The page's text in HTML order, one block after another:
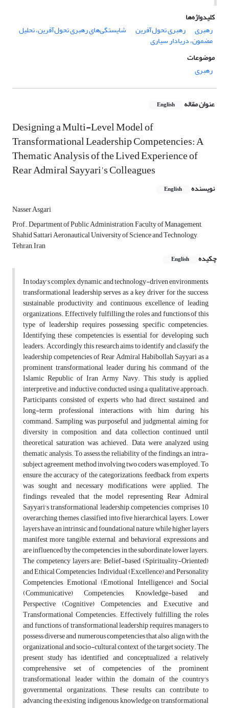
کلیدواژه‌ها
رهبری
رهبری تحول‌آفرین شایستگی‌های رهبری تحول‌آفرین، تحلیل
مضمون، دریادار سیاری
موضوعات
رهبری
عنوان مقاله English
Designing a Multi-Level Model of
Transformational Leadership Competencies: A
Thematic Analysis of the Lived Experience of
Rear Admiral Sayyari's Colleagues
نویسنده English
Nasser Asgari
Prof., Department of Public Administration, Faculty of Management,
Shahid Sattari Aeronautical University of Science and Technology,
Tehran, Iran
چکیده
English
In today's complex, dynamic, and technology-driven environments,
transformational leadership serves as a key driver for the success,
sustainable productivity, and continuous excellence of leading
organizations. Effectively fulfilling the roles and functions of this
type of leadership requires possessing specific competencies.
Identifying these competencies is essential for developing such
leaders. Accordingly, this research aims to identify and classify the
leadership competencies of Rear Admiral Habibollah Sayyari as a
prominent transformational leader during his command of the
Islamic Republic of Iran Army Navy. This study is applied,
interpretive, and inductive, conducted using a qualitative approach.
Participants consisted of experts who had direct, sustained, and
long-term professional interactions with him during his
command. Sampling was purposeful and judgmental, aiming for
diversity in composition, and data collection continued until
theoretical saturation was achieved. Data were analyzed using
thematic analysis. To assess the reliability of the findings, an intra-
subject agreement method involving two coders was employed. To
ensure the accuracy of the categorizations, feedback from experts
was sought and necessary modifications were applied. The
findings revealed that the model representing Rear Admiral
Sayyari's transformational leadership competencies comprises 10
overarching themes, classified into five hierarchical layers. Lower
layers have an intrinsic and foundational nature, while higher layers
manifest more tangible, external, and behavioral expressions and
are influenced by the competencies in the subordinate lower layers.
The competency layers are: Belief-based (Spirituality-Oriented)
and Ethical Competencies, Individual (Excellence) and Personality
Competencies, Emotional (Emotional Intelligence) and Social
(Communicative) Competencies, Knowledge-based and
Perspective (Cognitive) Competencies, and Executive and
Transformational Competencies. Effectively fulfilling the roles
and functions of transformational leadership requires managers to
possess diverse and numerous competencies that also align with the
organizational and socio-cultural context of the target society. The
present study has identified and conceptualized a relatively
comprehensive set of competencies of the prominent
transformational leader within the domain of the country's
governmental organizations. These results can contribute to
advancing the existing indigenous knowledge on transformational